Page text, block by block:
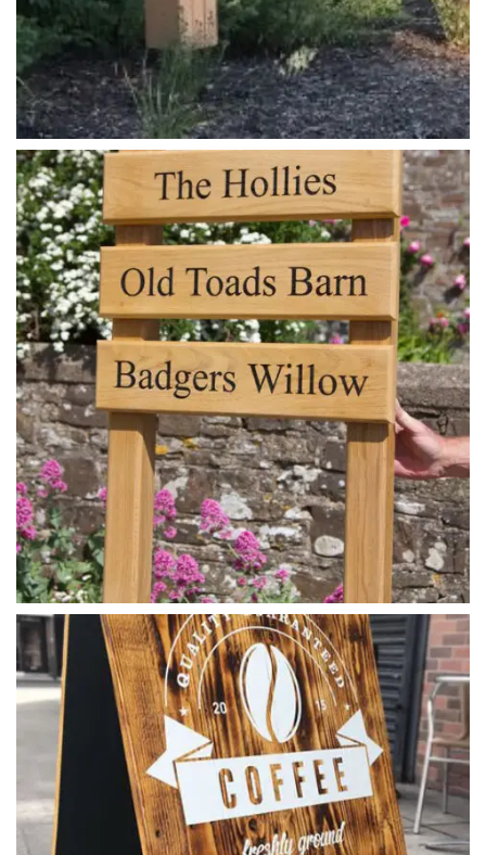
ahsap_ayakli_tabela (2)
ahsap_ayakli_tabela (3)